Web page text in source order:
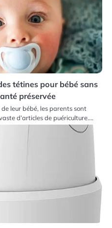
tétines pour bébé sans
préservée
de leur bébé, les parents sont
d’articles de puériculture.…